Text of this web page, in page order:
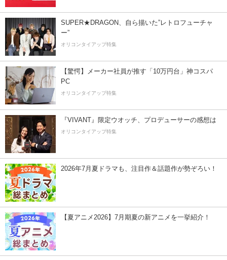
SUPER★DRAGON、自ら描いた”レトロフューチャ
ー”
オリコンタイアップ特集
【驚愕】メーカー社員が推す「10万円台」神コスパ
PC
オリコンタイアップ特集
『VIVANT』限定ウオッチ、プロデューサーの感想は
オリコンタイアップ特集
2026年7月夏ドラマも、注目作＆話題作が勢ぞろい！
【夏アニメ2026】7月期夏の新アニメを一挙紹介！